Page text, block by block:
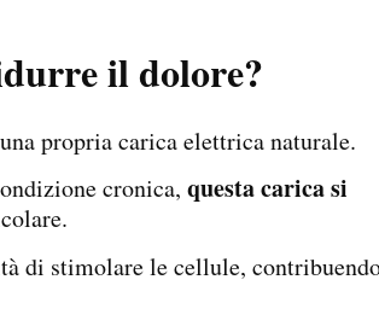
il dolore?
propria carica elettrica naturale.
cronica, questa carica si
di stimolare le cellule,